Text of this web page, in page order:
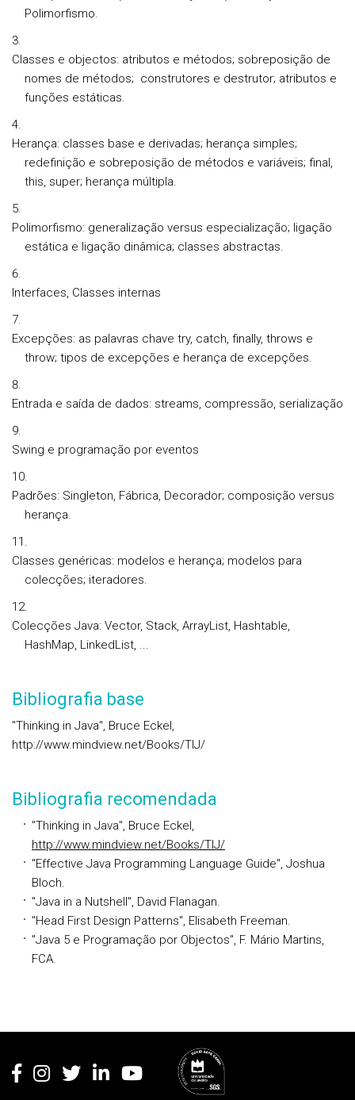
Polimorfismo.
Classes e objectos: atributos e métodos; sobreposição de
nomes de métodos; construtores e destrutor; atributos e
funções estáticas.
Herança: classes base e derivadas; herança simples;
redefinição e sobreposição de métodos e variáveis; final,
this, super; herança múltipla.
Polimorfismo: generalização versus especialização; ligação
estática e ligação dinâmica; classes abstractas.
Interfaces, Classes internas
Excepções: as palavras chave try, catch, finally, throws e
throw; tipos de excepções e herança de excepções.
Entrada e saída de dados: streams, compressão, serialização
Swing e programação por eventos
Padrões: Singleton, Fábrica, Decorador; composição versus
herança.
Classes genéricas: modelos e herança; modelos para
colecções; iteradores.
Colecções Java: Vector, Stack, ArrayList, Hashtable,
HashMap, LinkedList, ...
Bibliografia base
"Thinking in Java", Bruce Eckel,
http://www.mindview.net/Books/TIJ/
Bibliografia recomendada
"Thinking in Java", Bruce Eckel,
http://www.mindview.net/Books/TIJ/
"Effective Java Programming Language Guide", Joshua
Bloch.
"Java in a Nutshell", David Flanagan.
"Head First Design Patterns", Elisabeth Freeman.
"Java 5 e Programação por Objectos", F. Mário Martins,
FCA.